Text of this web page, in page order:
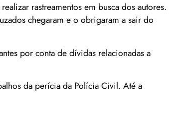
rastreamentos em busca dos autores.
chegaram e o obrigaram a sair do
por conta de dívidas relacionadas a
da perícia da Polícia Civil. Até a